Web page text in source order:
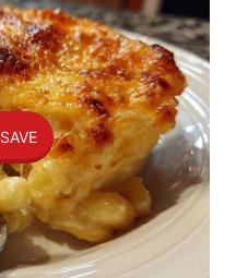
SAVE